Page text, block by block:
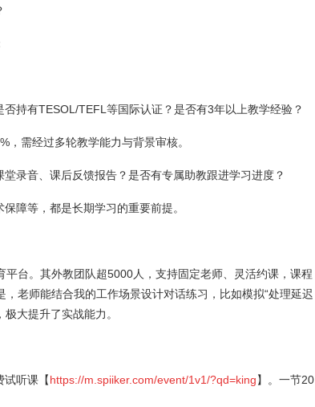
持有TESOL/TEFL等国际认证？是否有3年以上教学经验？
，需经过多轮教学能力与背景审核。
录音、课后反馈报告？是否有专属助教跟进学习进度？
障等，都是长期学习的重要前提。
台。其外教团队超5000人，支持固定老师、灵活约课，课程
老师能结合我的工作场景设计对话练习，比如模拟“处理延迟
大提升了实战能力。
试听课【https://m.spiiker.com/event/1v1/?qd=king】。一节20